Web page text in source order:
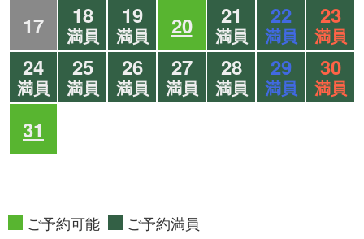
17 18
満員
19
満員 20 21
満員
22
満員
23
満員
24
満員
25
満員
26
満員
27
満員
28
満員
29
満員
30
満員
31
ご予約可能
ご予約満員